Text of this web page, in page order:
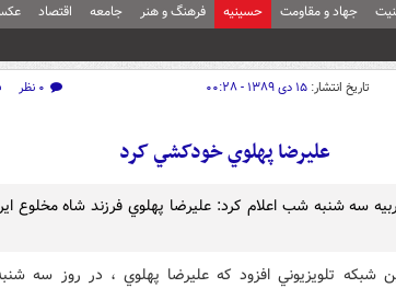
جهاد و مقاومت حسینیه فرهنگ و هنر جامعه اقتصاد
تاریخ انتشار: ۱۵ دی ۱۳۸۹ - ۰۰:۲۸ ۰ نظر
عليرضا پهلوي خودکشي کرد
سه شنبه شب اعلام کرد: عليرضا پهلوي فرزند شاه مخلوع
شبکه تلويزيوني افزود که عليرضا پهلوي ، در روز سه